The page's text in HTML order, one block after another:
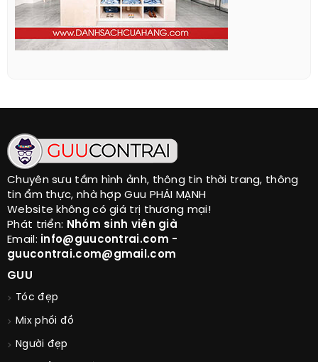
Chuyên sưu tầm hình ảnh, thông tin thời trang, thông
tin ẩm thực, nhà hợp Guu PHÁI MẠNH
Website không có giá trị thương mại!
Phát triển: Nhóm sinh viên già
Email: info@guucontrai.com -
guucontrai.com@gmail.com
GUU
Tóc đẹp
Mix phối đồ
Người đẹp